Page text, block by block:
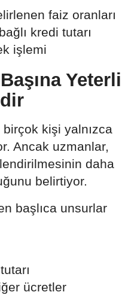
faiz oranları
kredi tutarı
işlemi
Yeterli
kişi yalnızca
Ancak uzmanlar,
daha
belirtiyor.
başlıca unsurlar
ücretler